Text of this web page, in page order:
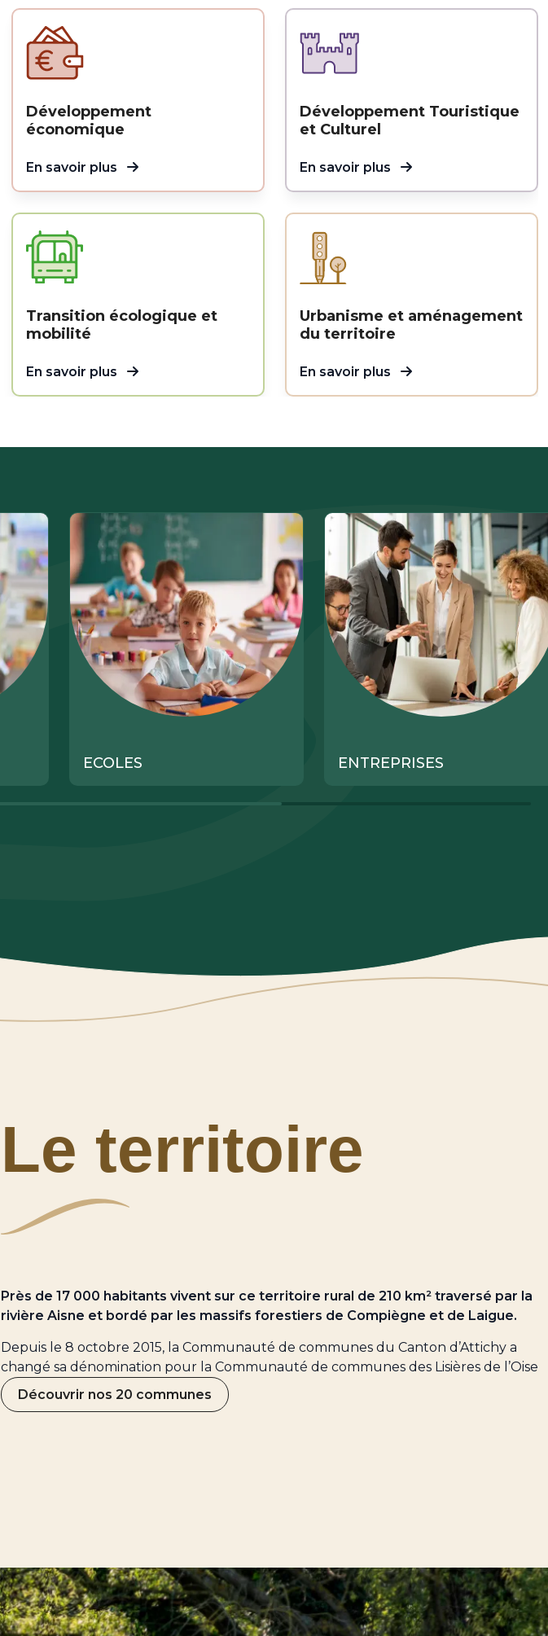
Développement
économique
En savoir plus
Développement Touristique
et Culturel
En savoir plus
Transition écologique et
mobilité
En savoir plus
Urbanisme et aménagement
du territoire
En savoir plus
ECOLES ENTREPRISES
Le territoire
Près de 17 000 habitants vivent sur ce territoire rural de 210 km² traversé par la
rivière Aisne et bordé par les massifs forestiers de Compiègne et de Laigue.
Depuis le 8 octobre 2015, la Communauté de communes du Canton d’Attichy a
changé sa dénomination pour la Communauté de communes des Lisières de l’Oise
Découvrir nos 20 communes